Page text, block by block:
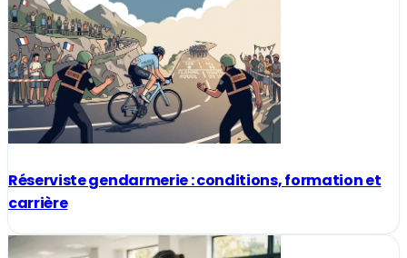
Réserviste gendarmerie : conditions, formation et
carrière